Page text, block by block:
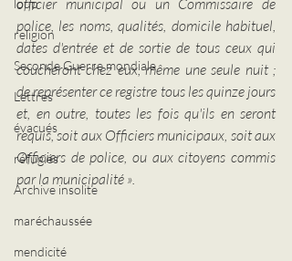
loup
religion
Seconde Guerre mondiale
Lettres
évacués
réfugiés
Archive insolite
maréchaussée
mendicité
officier municipal ou un Commissaire de
police, les noms, qualités, domicile habituel,
dates d'entrée et de sortie de tous ceux qui
coucheront chez eux, même une seule nuit ;
de représenter ce registre tous les quinze jours
et, en outre, toutes les fois qu'ils en seront
requis, soit aux Officiers municipaux, soit aux
Officiers de police, ou aux citoyens commis
par la municipalité ».